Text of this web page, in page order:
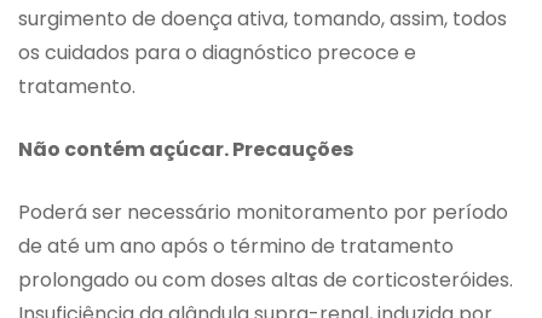
surgimento de doença ativa, tomando, assim, todos
os cuidados para o diagnóstico precoce e
tratamento.
Não contém açúcar. Precauções
Poderá ser necessário monitoramento por período
de até um ano após o término de tratamento
prolongado ou com doses altas de corticosteróides.